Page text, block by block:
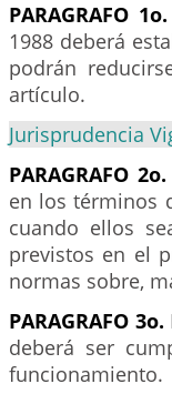
PARAGRAFO 1o.
1988 deberá
podrán
artículo.
Jurisprudencia
PARAGRAFO 2o.
en los términos
cuando ellos
previstos en el
normas sobre,
PARAGRAFO 3o.
deberá ser
funcionamiento.